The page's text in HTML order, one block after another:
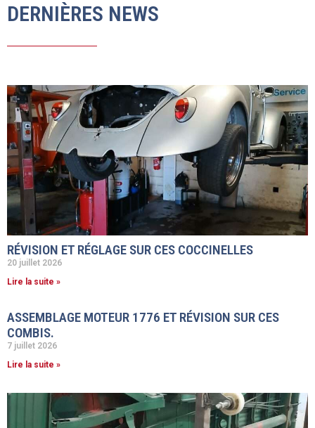
DERNIÈRES NEWS
RÉVISION ET RÉGLAGE SUR CES COCCINELLES
20 juillet 2026
Lire la suite »
ASSEMBLAGE MOTEUR 1776 ET RÉVISION SUR CES
COMBIS.
7 juillet 2026
Lire la suite »